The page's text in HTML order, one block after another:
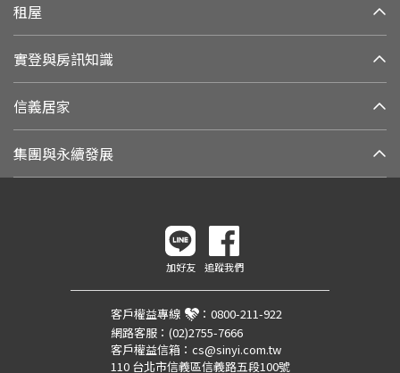
租屋
實登與房訊知識
信義居家
集團與永續發展
加好友 追蹤我們
客戶權益專線 ： 0800-211-922
網路客服： (02)2755-7666
客戶權益信箱： cs@sinyi.com.tw
110 台北市信義區信義路五段100號